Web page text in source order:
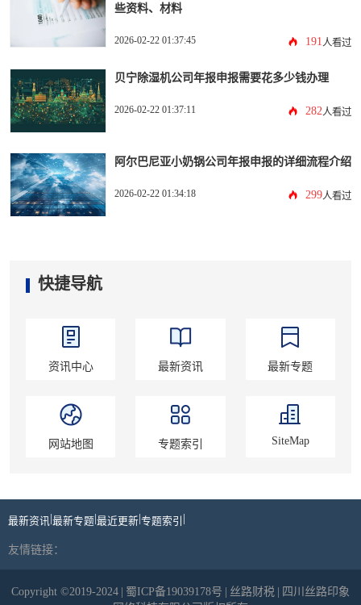
些资料、材料
2026-02-22 01:37:45 191 人看过
贝宁除湿机公司年报申报需要花多少钱办理
2026-02-22 01:37:11 282 人看过
阿尔巴尼亚小奶锅公司年报申报的详细流程介绍
2026-02-22 01:34:18 299人看过
快捷导航
资讯中心 最新资讯 最新专题
网站地图 专题索引 SiteMap
最新资讯 |最新专题|最近更新|专题索引 |
友情链接：
Copyright ©2019-2024 | 蜀ICP备19039178号 | 丝路财税 | 四川丝路印象